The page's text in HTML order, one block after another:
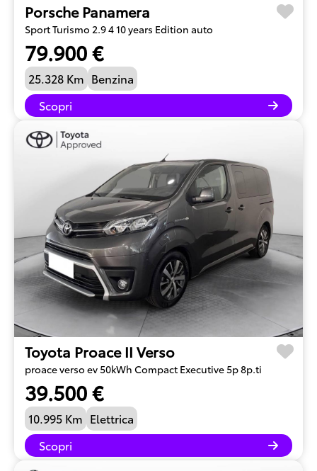
Porsche Panamera
Sport Turismo 2.9 4 10 years Edition auto
79.900 €
25.328 Km Benzina
Scopri
Toyota Proace II Verso
proace verso ev 50kWh Compact Executive 5p 8p.ti
39.500 €
10.995 Km Elettrica
Scopri